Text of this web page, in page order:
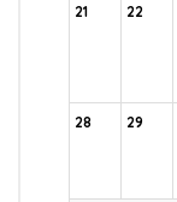
21 22
28 29